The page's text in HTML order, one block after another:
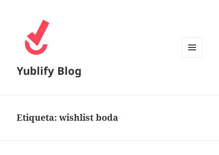
Yublify Blog
Etiqueta:wishlist boda